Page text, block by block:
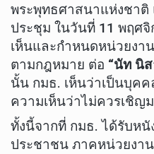
พระพุทธศาสนาแห่งชาติ
ประชุม ในวันที่ 11 พฤศ
เห็นและกำหนดหน่วยงา
ตามกฎหมาย ต่อ “นัท นิ
นั้น กมธ. เห็นว่าเป็นบุค
ความเห็นว่าไม่ควรเชิญ
ทั้งนี้จากที่ กมธ. ได้รับหนั
ประชาชน ภาคหน่วยงา